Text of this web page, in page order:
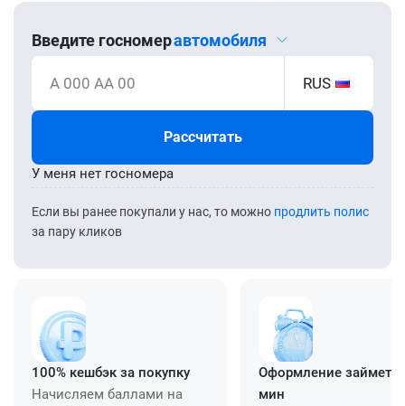
Введите госномеравтомобиля
А 000 АА 00 RUS
Рассчитать
Если вы ранее покупали у нас, то можно продлить полис
за пару кликов
У меня нет госномера
100% кешбэк за покупку
Начисляем баллами на
Оформление займет
мин